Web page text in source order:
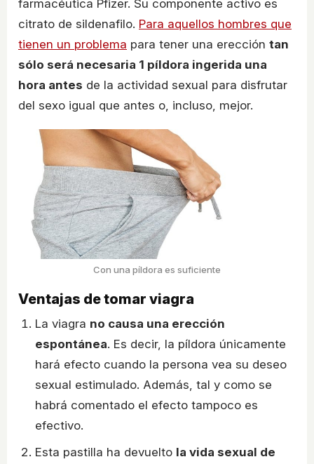
farmacéutica Pfizer. Su componente activo es
citrato de sildenafilo. Para aquellos hombres que
tienen un problema para tener una erección tan
sólo será necesaria 1 píldora ingerida una
hora antes de la actividad sexual para disfrutar
del sexo igual que antes o, incluso, mejor.
Con una píldora es suficiente
Ventajas de tomar viagra
La viagra no causa una erección
espontánea. Es decir, la píldora únicamente
hará efecto cuando la persona vea su deseo
sexual estimulado. Además, tal y como se
habrá comentado el efecto tampoco es
efectivo.
Esta pastilla ha devuelto la vida sexual de